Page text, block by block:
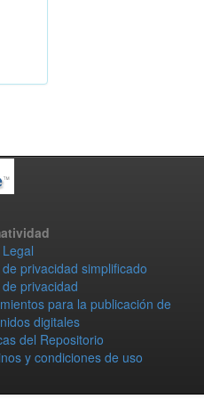
privacidad simplificado
privacidad
para la publicación de
digitales
del Repositorio
y condiciones de uso